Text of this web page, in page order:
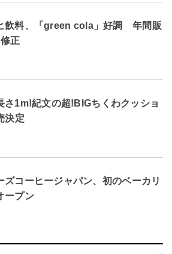
飲料、「green cola」好調 年間販
正
さ1m!紀文の超!BIGちくわクッショ
決定
ズコーヒージャパン、初のベーカリ
ープン